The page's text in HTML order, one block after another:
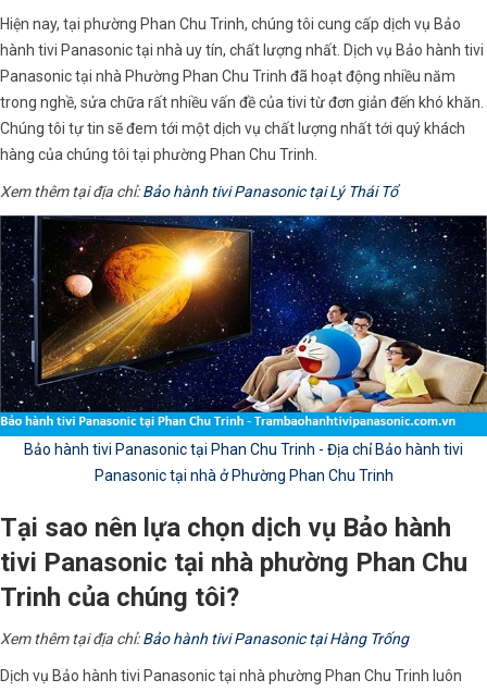
Hiện nay, tại phường Phan Chu Trinh, chúng tôi cung cấp dịch vụ Bảo
hành tivi Panasonic tại nhà uy tín, chất lượng nhất. Dịch vụ Bảo hành tivi
Panasonic tại nhà Phường Phan Chu Trinh đã hoạt động nhiều năm
trong nghề, sửa chữa rất nhiều vấn đề của tivi từ đơn giản đến khó khăn.
Chúng tôi tự tin sẽ đem tới một dịch vụ chất lượng nhất tới quý khách
hàng của chúng tôi tại phường Phan Chu Trinh.
Xem thêm tại địa chỉ:Bảo hành tivi Panasonic tại Lý Thái Tổ
Bảo hành tivi Panasonic tại Phan Chu Trinh - Địa chỉ Bảo hành tivi
Panasonic tại nhà ở Phường Phan Chu Trinh
Tại sao nên lựa chọn dịch vụ Bảo hành
tivi Panasonic tại nhà phường Phan Chu
Trinh của chúng tôi?
Xem thêm tại địa chỉ:Bảo hành tivi Panasonic tại Hàng Trống
Dịch vụ Bảo hành tivi Panasonic tại nhà phường Phan Chu Trinh luôn